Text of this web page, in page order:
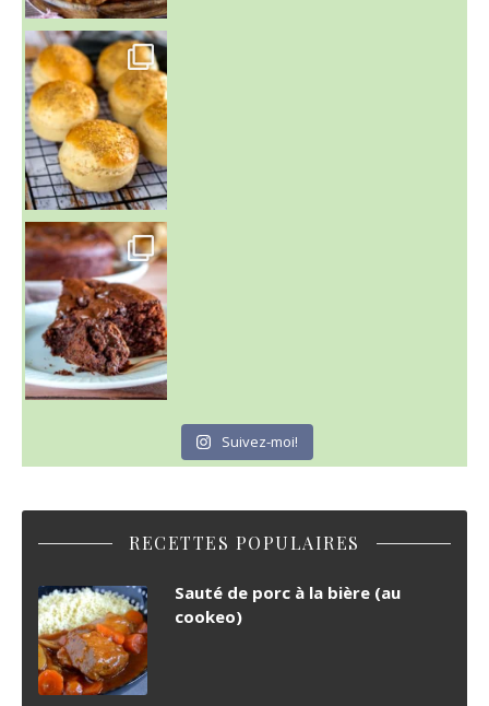
~ BUNS MAISON ~
Un peu de boulange par ici au
~ GÂTEAU FONDANT CHOCO NOISETTE ~
C'est lundi
Suivez-moi!
RECETTES POPULAIRES
Sauté de porc à la bière (au
cookeo)